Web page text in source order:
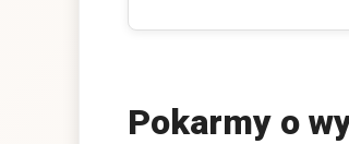
Pokarmy o